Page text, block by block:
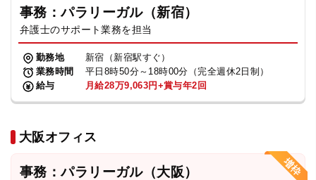
事務：パラリーガル（新宿）
弁護士のサポート業務を担当
勤務地
新宿（新宿駅すぐ）
業務時間
平日8時50分～18時00分（完全週休2日制）
給与
月給28万9,063円+賞与年2回
大阪オフィス
事務：パラリーガル（大阪）